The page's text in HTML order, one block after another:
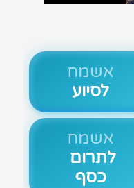
אשמח
לסיוע
אשמח
לתרום
כסף